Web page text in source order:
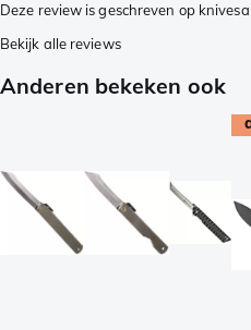
Deze review is geschreven op
Bekijk alle reviews
Anderen bekeken ook